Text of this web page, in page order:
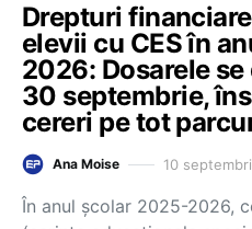
Drepturi
elevii cu CES în
2026: Dosarele
30 septembrie,
cereri pe tot
Ana Moise 10
În anul școlar 2025-2026,